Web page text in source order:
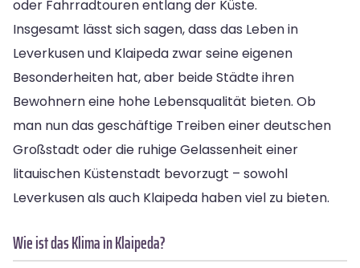
oder Fahrradtouren entlang der Küste.
Insgesamt lässt sich sagen, dass das Leben in
Leverkusen und Klaipeda zwar seine eigenen
Besonderheiten hat, aber beide Städte ihren
Bewohnern eine hohe Lebensqualität bieten. Ob
man nun das geschäftige Treiben einer deutschen
Großstadt oder die ruhige Gelassenheit einer
litauischen Küstenstadt bevorzugt – sowohl
Leverkusen als auch Klaipeda haben viel zu bieten.
Wie ist das Klima in Klaipeda?